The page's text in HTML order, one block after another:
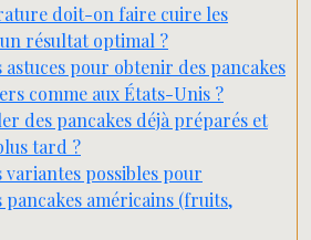
doit-on faire cuire les
résultat optimal ?
astuces pour obtenir des pancakes
comme aux États-Unis ?
des pancakes déjà préparés et
tard ?
variantes possibles pour
pancakes américains (fruits,